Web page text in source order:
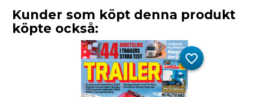
Kunder som köpt denna produkt
köpte också:
favorite_border